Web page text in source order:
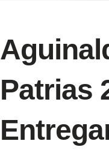
Patrias